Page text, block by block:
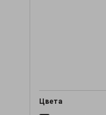
Рубашки(354)
Цвета